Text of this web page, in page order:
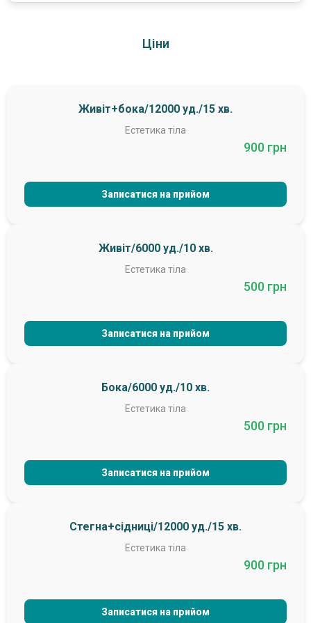
Ціни
Живіт+бока/12000 уд./15 хв.
Естетика тіла
900 грн
Записатися на прийом
Живіт/6000 уд./10 хв.
Естетика тіла
500 грн
Записатися на прийом
Бока/6000 уд./10 хв.
Естетика тіла
500 грн
Записатися на прийом
Стегна+сідниці/12000 уд./15 хв.
Естетика тіла
900 грн
Записатися на прийом